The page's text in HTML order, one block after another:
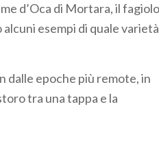
d’Oca di Mortara, il fagiolo
esempi di quale varietà
dalle epoche più remote, in
tra una tappa e la